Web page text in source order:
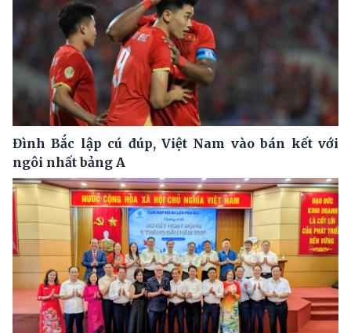
Đình Bắc lập cú đúp, Việt Nam vào bán kết với
ngôi nhất bảng A